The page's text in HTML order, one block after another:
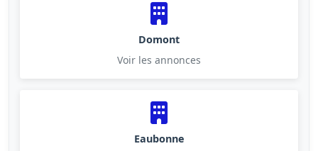
Domont
Voir les annonces
Eaubonne